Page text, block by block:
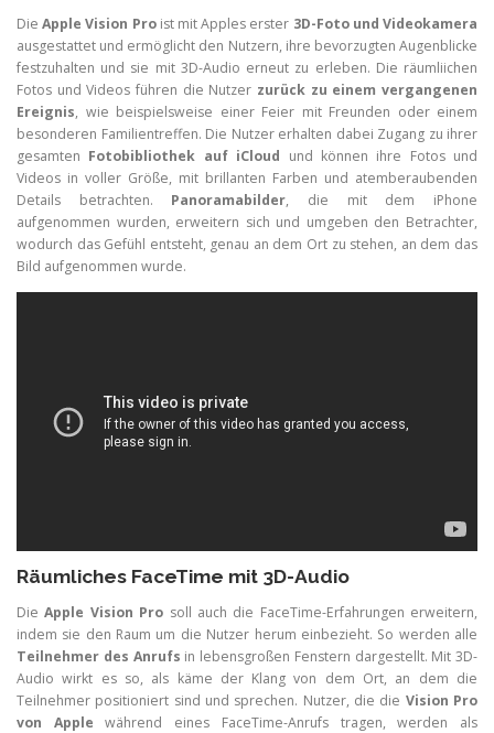
DieApple Vision Proist mit Apples erster 3D-Foto und Videokamera
ausgestattet und ermöglicht den Nutzern, ihre bevorzugten Augenblicke
festzuhalten und sie mit 3D-Audio erneut zu erleben. Die räumliichen
Fotos und Videos führen die Nutzer zurück zu einem vergangenen
Ereignis, wie beispielsweise einer Feier mit Freunden oder einem
besonderen Familientreffen. Die Nutzer erhalten dabei Zugang zu ihrer
gesamten Fotobibliothek auf iCloud und können ihre Fotos und
Videos in voller Größe, mit brillanten Farben und atemberaubenden
Details betrachten. Panoramabilder, die mit dem iPhone
aufgenommen wurden, erweitern sich und umgeben den Betrachter,
wodurch das Gefühl entsteht, genau an dem Ort zu stehen, an dem das
Bild aufgenommen wurde.
Räumliches FaceTime mit 3D-Audio
DieApple Vision Pro soll auch die FaceTime-Erfahrungen erweitern,
indem sie den Raum um die Nutzer herum einbezieht. So werden alle
Teilnehmer des Anrufs in lebensgroßen Fenstern dargestellt. Mit 3D-
Audio wirkt es so, als käme der Klang von dem Ort, an dem die
Teilnehmer positioniert sind und sprechen. Nutzer, die die Vision Pro
von Apple während eines FaceTime-Anrufs tragen, werden als